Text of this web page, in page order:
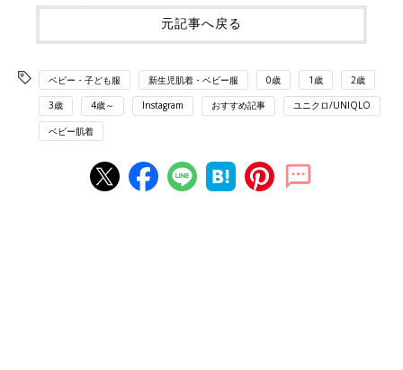
元記事へ戻る
ベビー・子ども服 新生児肌着・ベビー服 0歳 1歳 2歳
3歳 4歳～ Instagram おすすめ記事 ユニクロ/UNIQLO
ベビー肌着